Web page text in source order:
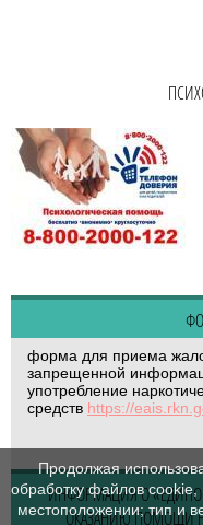
форма для приема
запрещенной
употребление
средств https://
ИНФОРМАЦИЯ О
ОКАЗАНИЮ ПОМОЩИ
Продолжая
обработку файлов cookie,
местоположении; тип и